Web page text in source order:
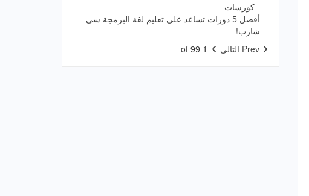
كورسات
أفضل 5 دورات تساعد على تعليم لغة البرمجة سي
شارب!
التالي 1 of 99